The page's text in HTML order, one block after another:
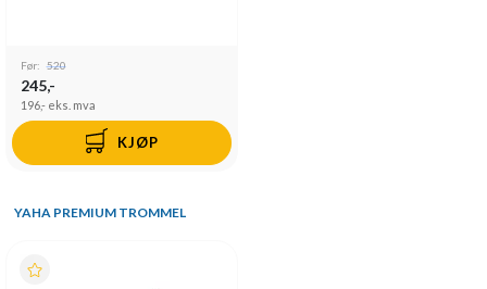
Før: 520
245,-
196,- eks. mva
KJØP
YAHA PREMIUM TROMMEL